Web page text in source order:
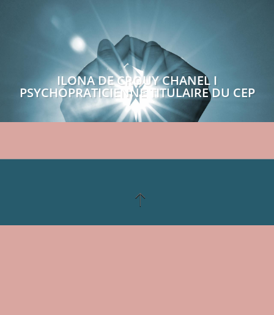
ILONA DE CROUY CHANEL I
PSYCHOPRATICIENNE TITULAIRE DU CEP